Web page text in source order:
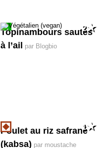
Topinambours sautés
à l’ail par Blogbio
2
Poulet au riz safrané
(kabsa) par moustache
1